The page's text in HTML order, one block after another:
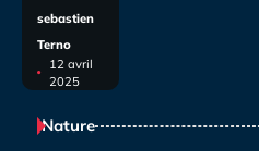
sebastien
Terno
12 avril
2025
Nature